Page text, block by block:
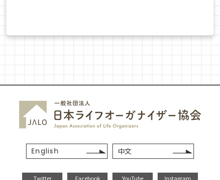
English 中文
Twitter Facebook YouTube Instagram